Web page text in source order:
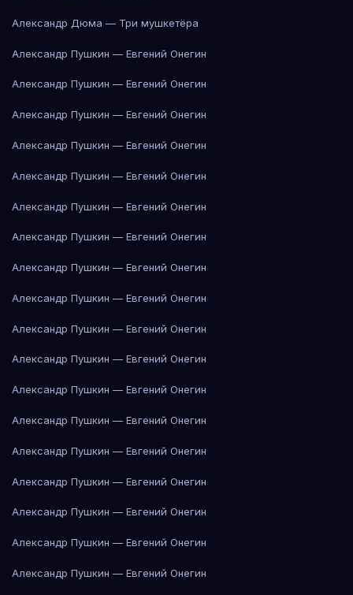
Александр Дюма — Три мушкетёра
Александр Пушкин — Евгений Онегин
Александр Пушкин — Евгений Онегин
Александр Пушкин — Евгений Онегин
Александр Пушкин — Евгений Онегин
Александр Пушкин — Евгений Онегин
Александр Пушкин — Евгений Онегин
Александр Пушкин — Евгений Онегин
Александр Пушкин — Евгений Онегин
Александр Пушкин — Евгений Онегин
Александр Пушкин — Евгений Онегин
Александр Пушкин — Евгений Онегин
Александр Пушкин — Евгений Онегин
Александр Пушкин — Евгений Онегин
Александр Пушкин — Евгений Онегин
Александр Пушкин — Евгений Онегин
Александр Пушкин — Евгений Онегин
Александр Пушкин — Евгений Онегин
Александр Пушкин — Евгений Онегин